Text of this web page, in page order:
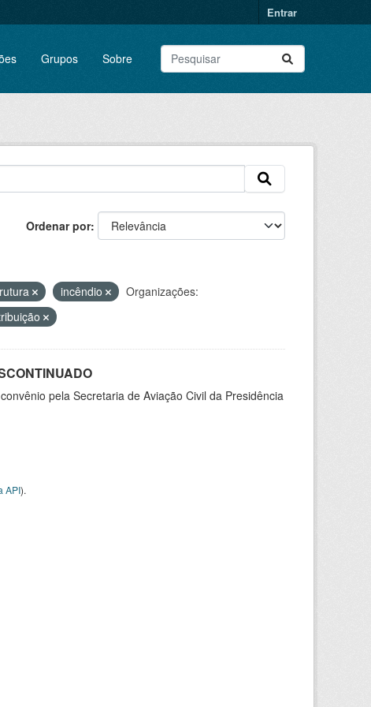
Entrar
Grupos Sobre
Ordenar por
incêndio
Organizações:
pela Secretaria de Aviação Civil da Presidência
API).